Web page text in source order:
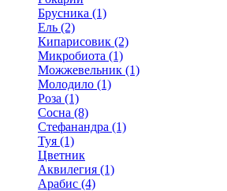
Брусника (1)
Ель (2)
Кипарисовик (2)
Микробиота (1)
Можжевельник (1)
Молодило (1)
Роза (1)
Сосна (8)
Стефанандра (1)
Туя (1)
Цветник
Аквилегия (1)
Арабис (4)